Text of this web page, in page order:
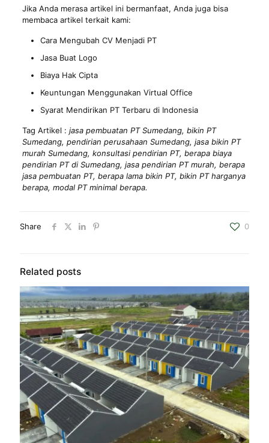
Jika Anda merasa artikel ini bermanfaat, Anda juga bisa
membaca artikel terkait kami:
Cara Mengubah CV Menjadi PT
Jasa Buat Logo
Biaya Hak Cipta
Keuntungan Menggunakan Virtual Office
Syarat Mendirikan PT Terbaru di Indonesia
Tag Artikel : jasa pembuatan PT Sumedang, bikin PT
Sumedang, pendirian perusahaan Sumedang, jasa bikin PT
murah Sumedang, konsultasi pendirian PT, berapa biaya
pendirian PT di Sumedang, jasa pendirian PT murah, berapa
jasa pembuatan PT, berapa lama bikin PT, bikin PT harganya
berapa, modal PT minimal berapa.
Share 0
Related posts